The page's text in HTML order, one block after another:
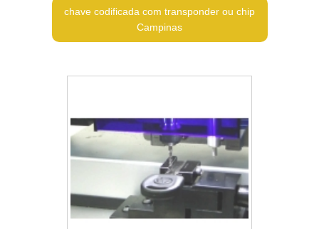
chave codificada com transponder ou chip
Campinas